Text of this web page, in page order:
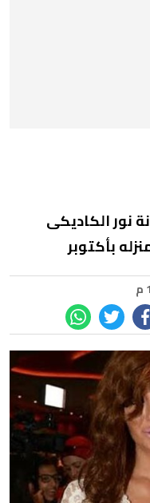
نور الكاديكى
بأكتوبر